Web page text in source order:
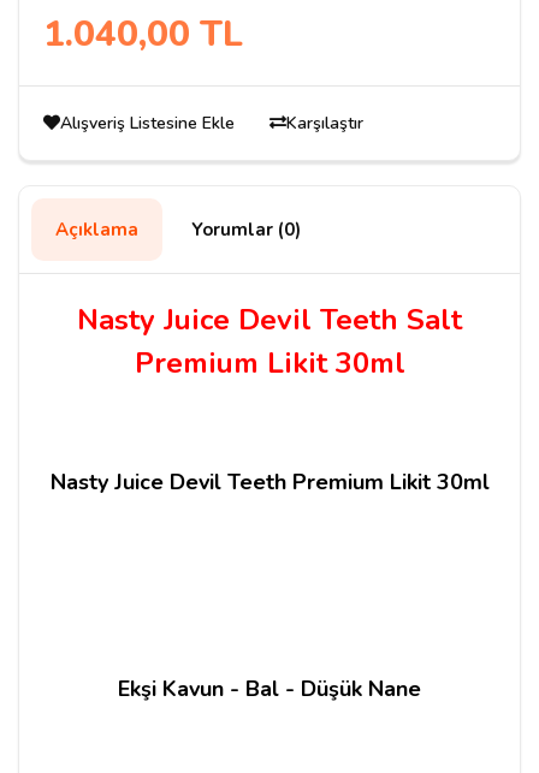
1.040,00 TL
Alışveriş Listesine Ekle Karşılaştır
Açıklama Yorumlar (0)
Nasty Juice Devil Teeth Salt
Premium Likit 30ml
Nasty Juice Devil Teeth Premium Likit 30ml
Ekşi Kavun - Bal - Düşük Nane